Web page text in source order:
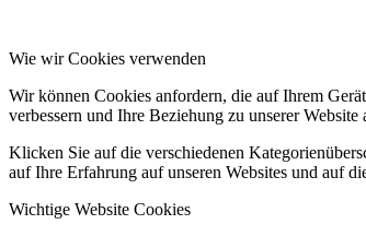
Wie wir Cookies verwenden
Wir können Cookies anfordern, die auf Ihrem
verbessern und Ihre Beziehung zu unserer Website
Klicken Sie auf die verschiedenen
auf Ihre Erfahrung auf unseren Websites und auf
Wichtige Website Cookies